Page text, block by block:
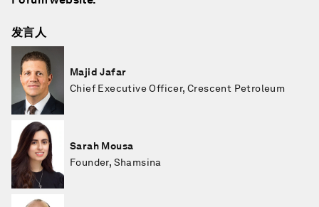
发言人
Majid Jafar
Chief Executive Officer, Crescent Petroleum
Sarah Mousa
Founder, Shamsina